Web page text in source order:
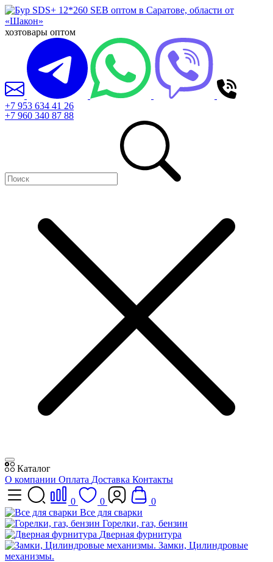
хозтовары оптом
+7 953 634 41 26
+7 960 340 87 88
Каталог
О компании Оплата Доставка Контакты
0 0
0
Все для сварки
Горелки, газ, бензин
Дверная фурнитура
Замки, Цилиндровые
механизмы.